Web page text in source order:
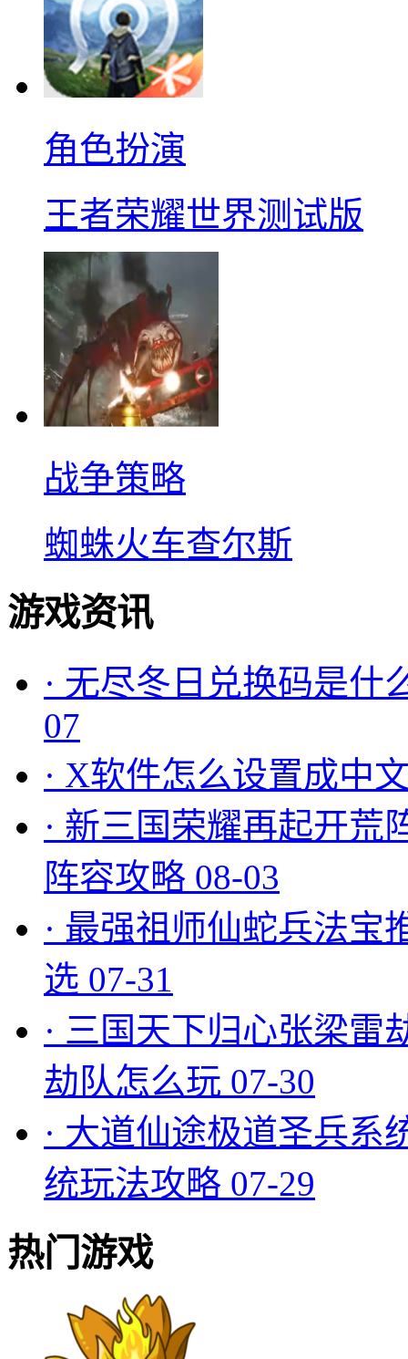
角色扮演
王者荣耀世界测试版
战争策略
蜘蛛火车查尔斯
游戏资讯
· 无尽冬日兑换码是什
07
· X软件怎么设置成中
· 新三国荣耀再起开荒
阵容攻略 08-03
· 最强祖师仙蛇兵法宝
选 07-31
· 三国天下归心张梁雷
劫队怎么玩 07-30
· 大道仙途极道圣兵系
统玩法攻略 07-29
热门游戏